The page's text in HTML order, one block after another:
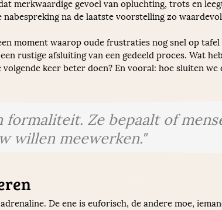
merkwaardige gevoel van opluchting, trots en
na de laatste voorstelling zo
moment waarop oude frustraties nog snel op
rustige afsluiting van een gedeeld proces. Wat
keer beter doen? En vooral: hoe sluiten
formaliteit. Ze bepaalt of
willen meewerken."
De ene is euforisch, de andere moe,